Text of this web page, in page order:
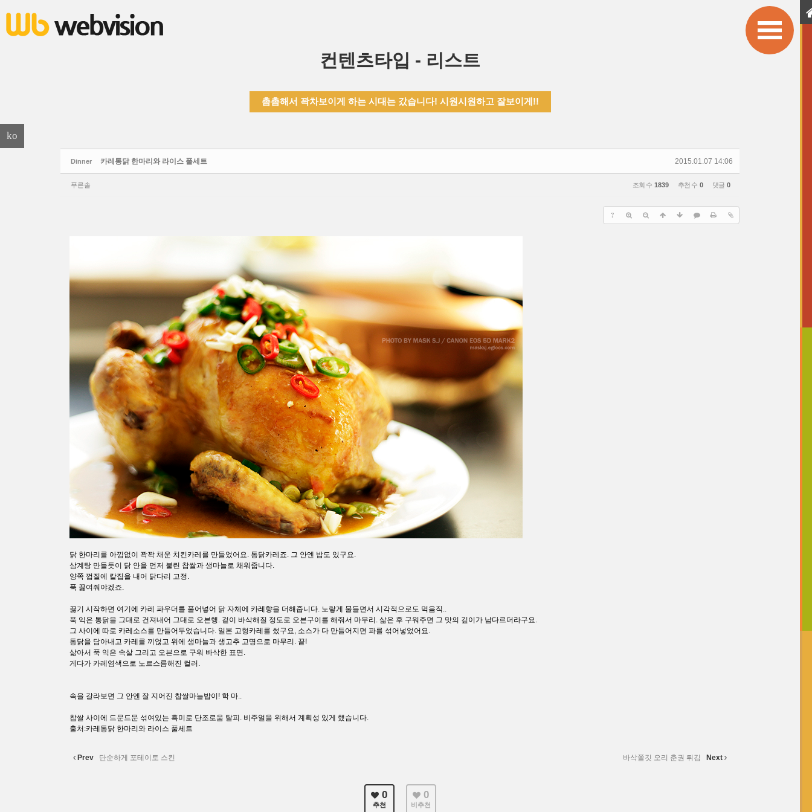
컨텐츠타입 - 리스트
촘촘해서 꽉차보이게 하는 시대는 갔습니다! 시원시원하고 잘보이게!!
Dinner 2015.01.07 14:06
카레통닭 한마리와 라이스 풀세트
푸른솔 조회 수 1839 추천 수 0 댓글 0
?
닭 한마리를 아낌없이 꽉꽉 채운 치킨카레를 만들었어요. 통닭카레죠. 그 안엔 밥도 있구요.
삼계탕 만들듯이 닭 안을 먼저 불린 찹쌀과 생마늘로 채워줍니다.
양쪽 껍질에 칼집을 내어 닭다리 고정.
푹 끓여줘야겠죠.
끓기 시작하면 여기에 카레 파우더를 풀어넣어 닭 자체에 카레향을 더해줍니다. 노랗게 물들면서 시각적으로도 먹음직..
푹 익은 통닭을 그대로 건져내어 그대로 오븐행. 겉이 바삭해질 정도로 오븐구이를 해줘서 마무리. 삶은 후 구워주면 그 맛의 깊이가 남다르더라구요.
그 사이에 따로 카레소스를 만들어두었습니다. 일본 고형카레를 썼구요, 소스가 다 만들어지면 파를 섞어넣었어요.
통닭을 담아내고 카레를 끼얺고 위에 생마늘과 생고추 고명으로 마무리. 끝!
삶아서 푹 익은 속살 그리고 오븐으로 구워 바삭한 표면.
게다가 카레염색으로 노르스름해진 컬러.
속을 갈라보면 그 안엔 잘 지어진 찹쌀마늘밥이! 학 마..
찹쌀 사이에 드문드문 섞여있는 흑미로 단조로움 탈피. 비주얼을 위해서 계획성 있게 했습니다.
출처:카레통닭 한마리와 라이스 풀세트
Prev 단순하게 포테이토 스킨 바삭쫄깃 오리 춘권 튀김 Next
0
추천
0
비추천
ko
Sketchbook5, 스케치북5
Sketchbook5, 스케치북5